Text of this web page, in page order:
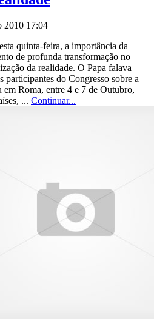
2010 17:04
quinta-feira, a importância da
de profunda transformação no
da realidade. O Papa falava
participantes do Congresso sobre a
Roma, entre 4 e 7 de Outubro,
... Continuar...